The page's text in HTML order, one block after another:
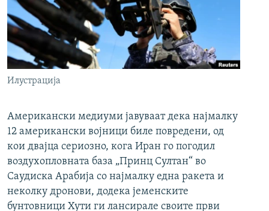
Илустрација
Американски медиуми јавуваат дека најмалку
12 американски војници биле повредени, од
кои двајца сериозно, кога Иран го погодил
воздухопловната база „Принц Султан“ во
Саудиска Арабија со најмалку една ракета и
неколку дронови, додека јеменските
бунтовници Хути ги лансирале своите први